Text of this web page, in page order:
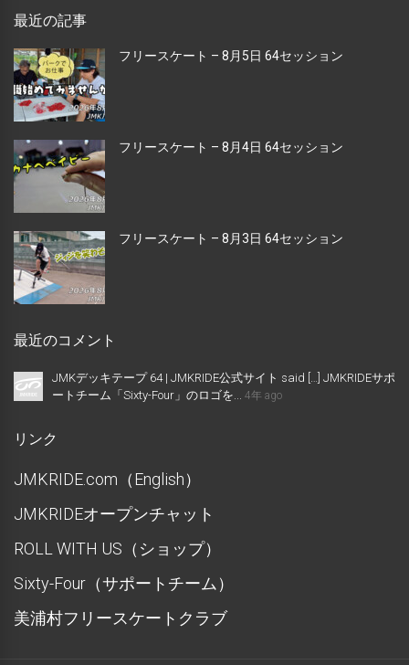
最近の記事
フリースケート – 8月5日 64セッション
フリースケート – 8月4日 64セッション
フリースケート – 8月3日 64セッション
最近のコメント
JMKデッキテープ 64 | JMKRIDE公式サイト said […] JMKRIDEサポ
ートチーム「Sixty-Four」のロゴを... 4年 ago
リンク
JMKRIDE.com（English）
JMKRIDEオープンチャット
ROLL WITH US（ショップ）
Sixty-Four（サポートチーム）
美浦村フリースケートクラブ